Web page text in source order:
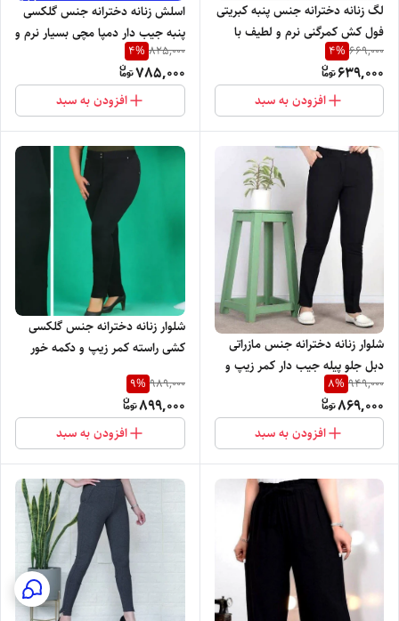
لگ زنانه دخترانه جنس پنبه کبریتی
فول کش کمرگنی نرم و لطیف با
کشسانی و انعطاف پذیری خوب
669,000
4%
639,000
افزودن به سبد
اسلش زنانه دخترانه جنس گلکسی
پنبه جیب دار دمپا مچی بسیار نرم و
لطیف با رنگ بندی و تنخور بسیار
شیک
825,000
4%
785,000
افزودن به سبد
شلوار زنانه دخترانه جنس مازراتی
دبل جلو پیله جیب دار کمر زیپ و
دکمه داخل کار گان کشی شده با
تنخور بسیار شیک
949,000
8%
869,000
افزودن به سبد
شلوار زنانه دخترانه جنس گلکسی
کشی راسته کمر زیپ و دکمه خور
طرح جیب بسیار نرم و راحت
989,000
9%
899,000
افزودن به سبد